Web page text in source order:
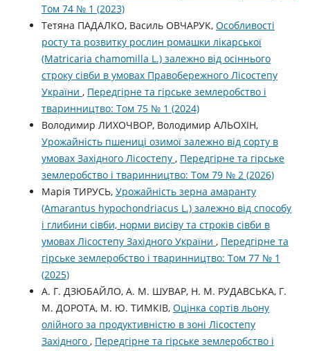
Том 74 № 1 (2023)
Тетяна ПАДАЛКО, Василь ОВЧАРУК, Особливості
росту та розвитку рослин ромашки лікарської
(Matricaria chamomilla L.) залежно від осіннього
строку сівби в умовах Правобережного Лісостепу
України , Передгірне та гірське землеробство і
тваринництво: Том 75 № 1 (2024)
Володимир ЛИХОЧВОР, Володимир АЛЬОХІН,
Урожайність пшениці озимої залежно від сорту в
умовах Західного Лісостепу , Передгірне та гірське
землеробство і тваринництво: Том 79 № 2 (2026)
Марія ТИРУСЬ, Урожайність зерна амаранту
(Amarantus hypochondriacus L.) залежно від способу
і глибини сівби, норми висіву та строків сівби в
умовах Лісостепу Західного України , Передгірне та
гірське землеробство і тваринництво: Том 77 № 1
(2025)
А. Г. ДЗЮБАЙЛО, А. М. ШУВАР, Н. М. РУДАВСЬКА, Г.
М. ДОРОТА, М. Ю. ТИМКІВ, Оцінка сортів льону
олійного за продуктивністю в зоні Лісостепу
Західного , Передгірне та гірське землеробство і